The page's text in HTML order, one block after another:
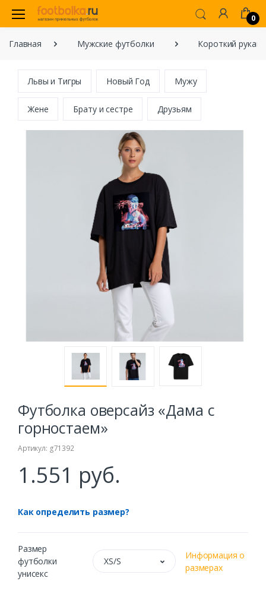
0
Главная Мужские футболки Короткий рукав
Львы и Тигры Новый Год Мужу
Жене Брату и сестре Друзьям
Футболка оверсайз «Дама с
горностаем»
Артикул: g71392
1.551 руб.
Как определить размер?
Размер
футболки
унисекс
XS/S
Информация о
размерах